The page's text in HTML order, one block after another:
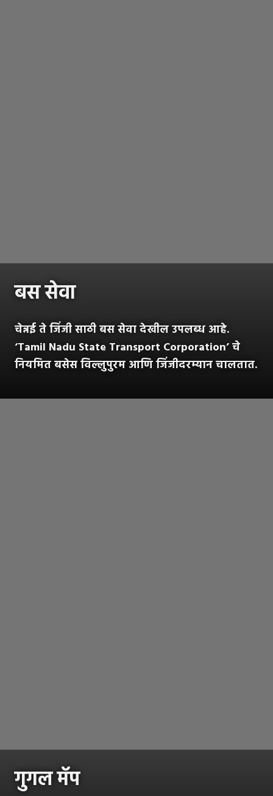
बस सेवा
चेन्नई ते जिंजी साठी बस सेवा देखील उपलब्ध आहे.
‘Tamil Nadu State Transport Corporation’ चे
नियमित बसेस विल्लुपुरम आणि जिंजीदरम्यान चालतात.
गुगल मॅप